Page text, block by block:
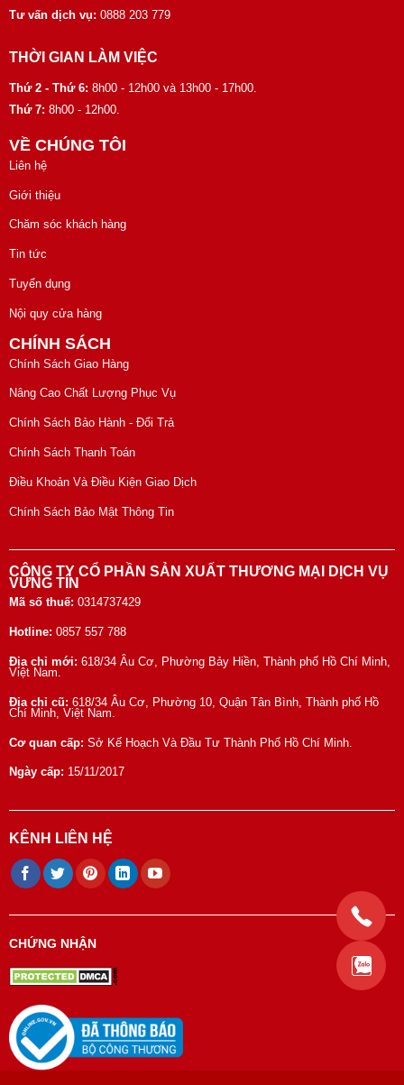
Tư vấn dịch vụ: 0888 203 779
THỜI GIAN LÀM VIỆC
Thứ 2 - Thứ 6: 8h00 - 12h00 và 13h00 - 17h00.
Thứ 7: 8h00 - 12h00.
VỀ CHÚNG TÔI
Liên hệ
Giới thiệu
Chăm sóc khách hàng
Tin tức
Tuyển dụng
Nội quy cửa hàng
CHÍNH SÁCH
Chính Sách Giao Hàng
Nâng Cao Chất Lượng Phục Vụ
Chính Sách Bảo Hành - Đổi Trả
Chính Sách Thanh Toán
Điều Khoản Và Điều Kiện Giao Dịch
Chính Sách Bảo Mật Thông Tin
CÔNG TY CỔ PHẦN SẢN XUẤT THƯƠNG MẠI DỊCH VỤ
VỮNG TÍN
Mã số thuế: 0314737429
Hotline: 0857 557 788
Địa chỉ mới: 618/34 Âu Cơ, Phường Bảy Hiền, Thành phố Hồ Chí Minh,
Việt Nam.
Địa chỉ cũ: 618/34 Âu Cơ, Phường 10, Quận Tân Bình, Thành phố Hồ
Chí Minh, Việt Nam.
Cơ quan cấp: Sở Kế Hoạch Và Đầu Tư Thành Phố Hồ Chí Minh.
Ngày cấp: 15/11/2017
KÊNH LIÊN HỆ
CHỨNG NHẬN